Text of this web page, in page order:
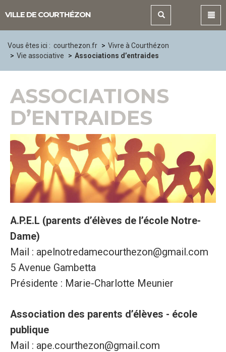
VILLE DE COURTHÉZON
Vous êtes ici : courthezon.fr
Vivre à Courthézon
Vie associative
Associations d’entraides
ASSOCIATIONS
D’ENTRAIDES
A.P.E.L (parents d’élèves de l’école Notre-
Dame)
Mail : apelnotredamecourthezon@gmail.com
5 Avenue Gambetta
Présidente : Marie-Charlotte Meunier
Association des parents d’élèves - école
publique
Mail : ape.courthezon@gmail.com